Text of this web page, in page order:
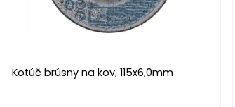
Kotúč brúsny na kov, 115x6,0mm